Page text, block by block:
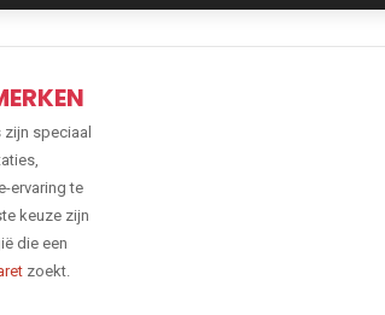
speciaal
ervaring te
keuze zijn
die een
zoekt.